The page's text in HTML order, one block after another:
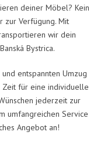
deiner Möbel? Kein
zur Verfügung. Mit
wir dein
Bystrica.
entspannten Umzug
Zeit für eine individuelle
jederzeit zur
umfangreichen Service
Angebot an!